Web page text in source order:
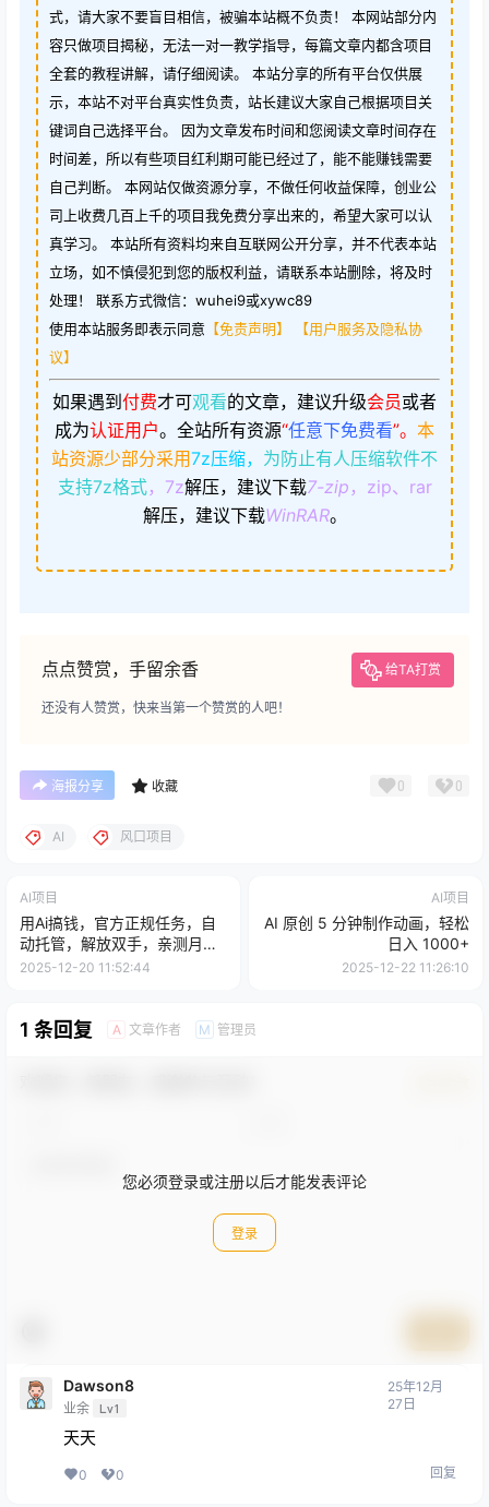
式，请大家不要盲目相信，被骗本站概不负责！ 本网站部分内
容只做项目揭秘，无法一对一教学指导，每篇文章内都含项目
全套的教程讲解，请仔细阅读。 本站分享的所有平台仅供展
示，本站不对平台真实性负责，站长建议大家自己根据项目关
键词自己选择平台。 因为文章发布时间和您阅读文章时间存在
时间差，所以有些项目红利期可能已经过了，能不能赚钱需要
自己判断。 本网站仅做资源分享，不做任何收益保障，创业公
司上收费几百上千的项目我免费分享出来的，希望大家可以认
真学习。 本站所有资料均来自互联网公开分享，并不代表本站
立场，如不慎侵犯到您的版权利益，请联系本站删除，将及时
处理！ 联系方式微信：wuhei9或xywc89
使用本站服务即表示同意 【免责声明】
【用户服务及隐私协
议】
如果遇到 付费才可观看的文章，建议升级会员或者
成为认证用户。 全站所有资源“任意下免费看”。 本
站资源少部分采用7z压缩， 为防止有人压缩软件不
支持7z格式，7z解压，建议下载7-zip ，zip、rar
解压，建议下载WinRAR。
点点赞赏，手留余香 给TA打赏
还没有人赞赏，快来当第一个赞赏的人吧！
海报分享 收藏 0 0
AI 风口项目
AI项目
用Ai搞钱，官方正规任务，自
动托管，解放双手，亲测月入
4k+
2025-12-20 11:52:44
AI项目
AI 原创 5 分钟制作动画，轻松
日入 1000+
2025-12-22 11:26:10
1 条回复 A 文章作者 M 管理员
您必须登录或注册以后才能发表评论
登录
Dawson8
业余 Lv1
25年12月
27日
天天
0 0 回复